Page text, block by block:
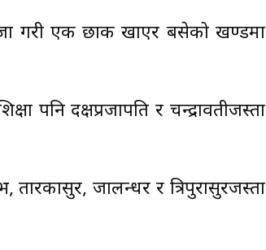
पूजा गरी एक छाक खाएर बसेको खण्डमा
पनि दक्षप्रजापति र चन्द्रावतीजस्ता
जालन्धर र त्रिपुरासुरजस्ता